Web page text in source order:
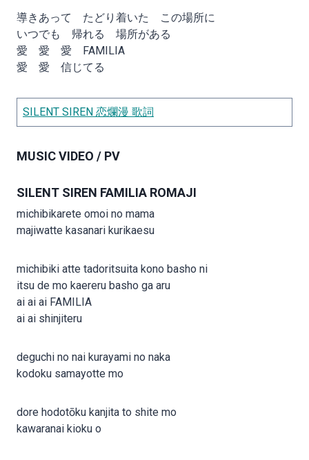
導きあって たどり着いた この場所に
いつでも 帰れる 場所がある
愛 愛 愛 FAMILIA
愛 愛 信じてる
SILENT SIREN 恋爛漫 歌詞
MUSIC VIDEO / PV
SILENT SIREN FAMILIA ROMAJI
michibikarete omoi no mama
majiwatte kasanari kurikaesu
michibiki atte tadoritsuita kono basho ni
itsu de mo kaereru basho ga aru
ai ai ai FAMILIA
ai ai shinjiteru
deguchi no nai kurayami no naka
kodoku samayotte mo
dore hodotōku kanjita to shite mo
kawaranai kioku o